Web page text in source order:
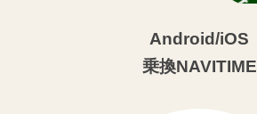
Android/iOS
乗換NAVITIME